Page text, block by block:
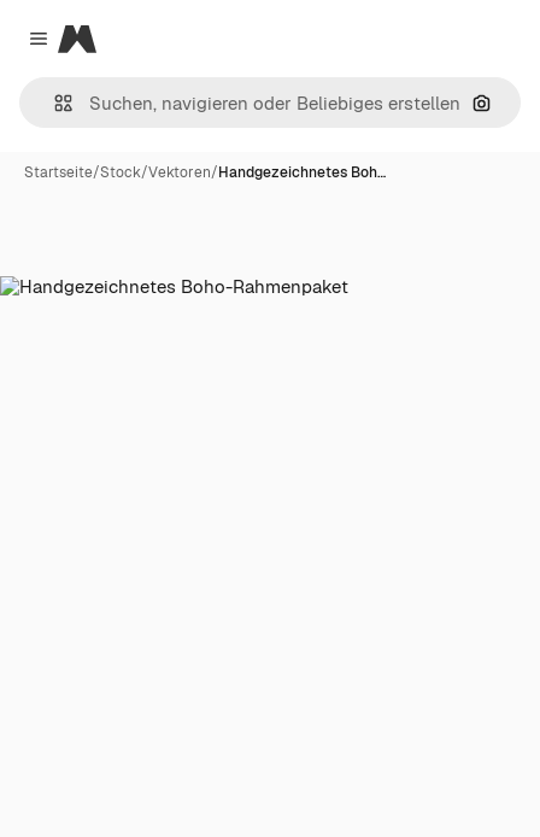
Close menu
Magnific
Nach
Startseite/Stock/Vektoren/Handgezeichnetes Boh…